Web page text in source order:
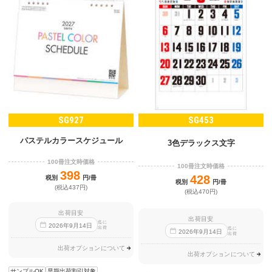
SG927
パステルカラースケジュール
100冊注文時価格
税別 398 円/冊
(税込437円)
出荷目安
2026年9 月14日
迄に
出荷
出荷オプションについて
SG453
3色デラックス文字
100冊注文時価格
税別 428 円/冊
(税込470円)
出荷目安
2026年9 月 14日
迄に
出荷
出荷オプションについて